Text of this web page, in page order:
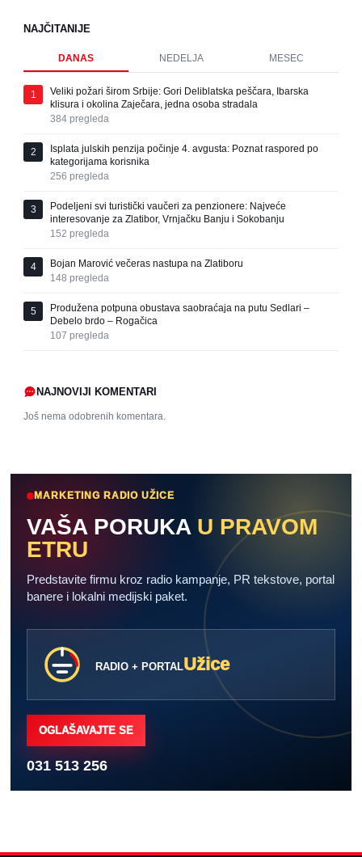
NAJČITANIJE
DANAS NEDELJA MESEC
1
Veliki požari širom Srbije: Gori Deliblatska peščara, Ibarska
klisura i okolina Zaječara, jedna osoba stradala
384 pregleda
2
Isplata julskih penzija počinje 4. avgusta: Poznat raspored po
kategorijama korisnika
256 pregleda
3
Podeljeni svi turistički vaučeri za penzionere: Najveće
interesovanje za Zlatibor, Vrnjačku Banju i Sokobanju
152 pregleda
4
Bojan Marović večeras nastupa na Zlatiboru
148 pregleda
5
Produžena potpuna obustava saobraćaja na putu Sedlari –
Debelo brdo – Rogačica
107 pregleda
NAJNOVIJI KOMENTARI
Još nema odobrenih komentara.
MARKETING RADIO UŽICE
VAŠA PORUKA U PRAVOM
ETRU
Predstavite firmu kroz radio kampanje, PR tekstove, portal
banere i lokalni medijski paket.
RADIO + PORTALUžice
OGLAŠAVAJTE SE
031 513 256